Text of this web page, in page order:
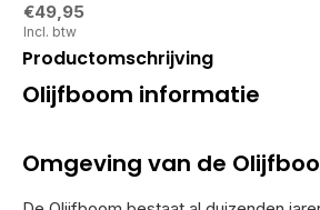
€49,95
Incl. btw
Productomschrijving
Olijfboom informatie
Omgeving van de